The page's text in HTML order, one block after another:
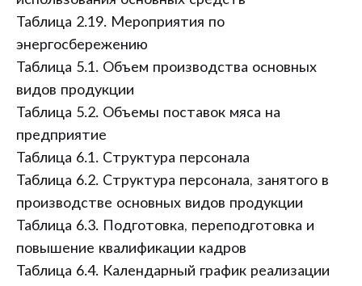
Таблица 2.19. Мероприятия по
энергосбережению
Таблица 5.1. Объем производства основных
видов продукции
Таблица 5.2. Объемы поставок мяса на
предприятие
Таблица 6.1. Структура персонала
Таблица 6.2. Структура персонала, занятого в
производстве основных видов продукции
Таблица 6.3. Подготовка, переподготовка и
повышение квалификации кадров
Таблица 6.4. Календарный график реализации